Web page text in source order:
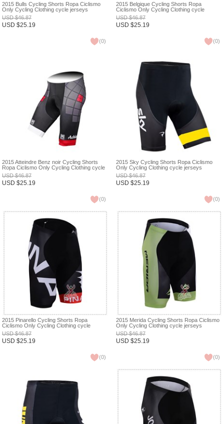
2015 Bulls Cycling Shorts Ropa Ciclismo
Only Cycling Clothing cycle jerseys
Ciclismo bicicletas maillot ciclismo XXS
USD$46.87
USD $25.19
(0)
2015 Belgique Cycling Shorts Ropa
Ciclismo Only Cycling Clothing cycle
jerseys Ciclismo bicicletas maillot ciclismo
XXS
USD$46.87
USD $25.19
(0)
2015 Atteindre Benz noir Cycling Shorts
Ropa Ciclismo Only Cycling Clothing cycle
jerseys Ciclismo bicicletas maillot ciclismo
XXS
USD$46.87
USD $25.19
(0)
2015 Sky Cycling Shorts Ropa Ciclismo
Only Cycling Clothing cycle jerseys
Ciclismo bicicletas maillot ciclismo XXS
USD$46.87
USD $25.19
(0)
2015 Pinarello Cycling Shorts Ropa
Ciclismo Only Cycling Clothing cycle
jerseys Ciclismo bicicletas maillot ciclismo
XXS
USD$46.87
USD $25.19
(0)
2015 Merida Cycling Shorts Ropa Ciclismo
Only Cycling Clothing cycle jerseys
Ciclismo bicicletas maillot ciclismo XXS
USD$46.87
USD $25.19
(0)